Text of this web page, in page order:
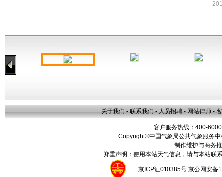
关于我们 - 联系我们 - 人员招聘 - 网站律师 -
客户服务热线：400-
Copyright©中国气象局公共气象服务
制作维护与商务
郑重声明：使用本站天气信息，请与本站联
京ICP证010385号 京公网安备